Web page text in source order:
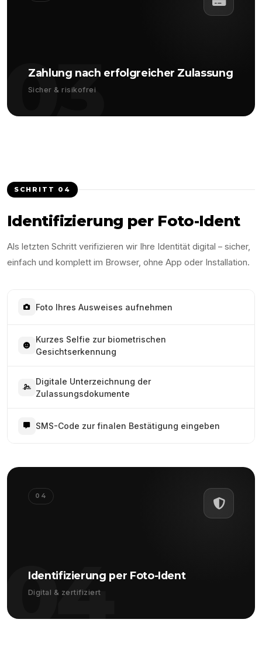
03
Zahlung nach erfolgreicher Zulassung
Sicher & risikofrei
SCHRITT 04
Identifizierung per Foto-Ident
Als letzten Schritt verifizieren wir Ihre Identität digital – sicher,
einfach und komplett im Browser, ohne App oder Installation.
Foto Ihres Ausweises aufnehmen
Kurzes Selfie zur biometrischen
Gesichtserkennung
Digitale Unterzeichnung der
Zulassungsdokumente
SMS-Code zur finalen Bestätigung eingeben
04
04
Identifizierung per Foto-Ident
Digital & zertifiziert